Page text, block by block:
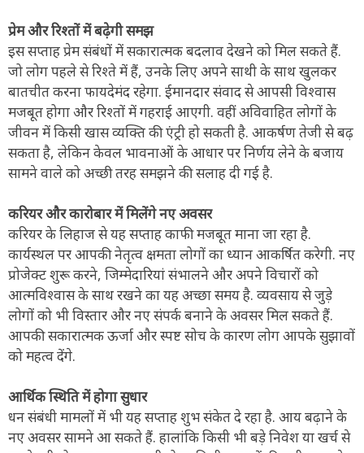
प्रेम और रिश्तों में बढ़ेगी समझ
इस सप्ताह प्रेम संबंधों में सकारात्मक बदलाव देखने को मिल सकते हैं.
जो लोग पहले से रिश्ते में हैं, उनके लिए अपने साथी के साथ खुलकर
बातचीत करना फायदेमंद रहेगा. ईमानदार संवाद से आपसी विश्वास
मजबूत होगा और रिश्तों में गहराई आएगी. वहीं अविवाहित लोगों के
जीवन में किसी खास व्यक्ति की एंट्री हो सकती है. आकर्षण तेजी से बढ़
सकता है, लेकिन केवल भावनाओं के आधार पर निर्णय लेने के बजाय
सामने वाले को अच्छी तरह समझने की सलाह दी गई है.
करियर और कारोबार में मिलेंगे नए अवसर
करियर के लिहाज से यह सप्ताह काफी मजबूत माना जा रहा है.
कार्यस्थल पर आपकी नेतृत्व क्षमता लोगों का ध्यान आकर्षित करेगी. नए
प्रोजेक्ट शुरू करने, जिम्मेदारियां संभालने और अपने विचारों को
आत्मविश्वास के साथ रखने का यह अच्छा समय है. व्यवसाय से जुड़े
लोगों को भी विस्तार और नए संपर्क बनाने के अवसर मिल सकते हैं.
आपकी सकारात्मक ऊर्जा और स्पष्ट सोच के कारण लोग आपके सुझावों
को महत्व देंगे.
आर्थिक स्थिति में होगा सुधार
धन संबंधी मामलों में भी यह सप्ताह शुभ संकेत दे रहा है. आय बढ़ाने के
नए अवसर सामने आ सकते हैं. हालांकि किसी भी बड़े निवेश या खर्च से